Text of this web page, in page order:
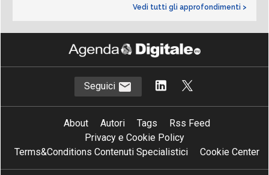
Vedi tutti gli approfondimenti >
Seguici
About Autori Tags
Rss Feed
Privacy e Cookie Policy
Terms&Conditions Contenuti Specialistici
Cookie Center